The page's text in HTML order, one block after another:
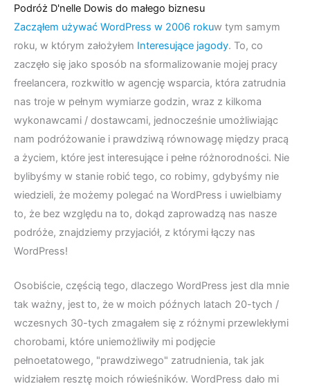
Podróż D'nelle Dowis do małego biznesu
Zacząłem używać WordPress w 2006 rokuw tym samym
roku, w którym założyłem Interesujące jagody. To, co
zaczęło się jako sposób na sformalizowanie mojej pracy
freelancera, rozkwitło w agencję wsparcia, która zatrudnia
nas troje w pełnym wymiarze godzin, wraz z kilkoma
wykonawcami / dostawcami, jednocześnie umożliwiając
nam podróżowanie i prawdziwą równowagę między pracą
a życiem, które jest interesujące i pełne różnorodności. Nie
bylibyśmy w stanie robić tego, co robimy, gdybyśmy nie
wiedzieli, że możemy polegać na WordPress i uwielbiamy
to, że bez względu na to, dokąd zaprowadzą nas nasze
podróże, znajdziemy przyjaciół, z którymi łączy nas
WordPress!
Osobiście, częścią tego, dlaczego WordPress jest dla mnie
tak ważny, jest to, że w moich późnych latach 20-tych /
wczesnych 30-tych zmagałem się z różnymi przewlekłymi
chorobami, które uniemożliwiły mi podjęcie
pełnoetatowego, "prawdziwego" zatrudnienia, tak jak
widziałem resztę moich rówieśników. WordPress dało mi